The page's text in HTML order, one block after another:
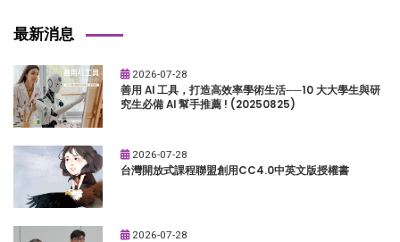
最新消息
2026-07-28
善用 AI 工具，打造高效率學術生活──10 大大學生與研
究生必備 AI 幫手推薦 ! (20250825)
2026-07-28
台灣開放式課程聯盟創用CC4.0中英文版授權書
2026-07-28